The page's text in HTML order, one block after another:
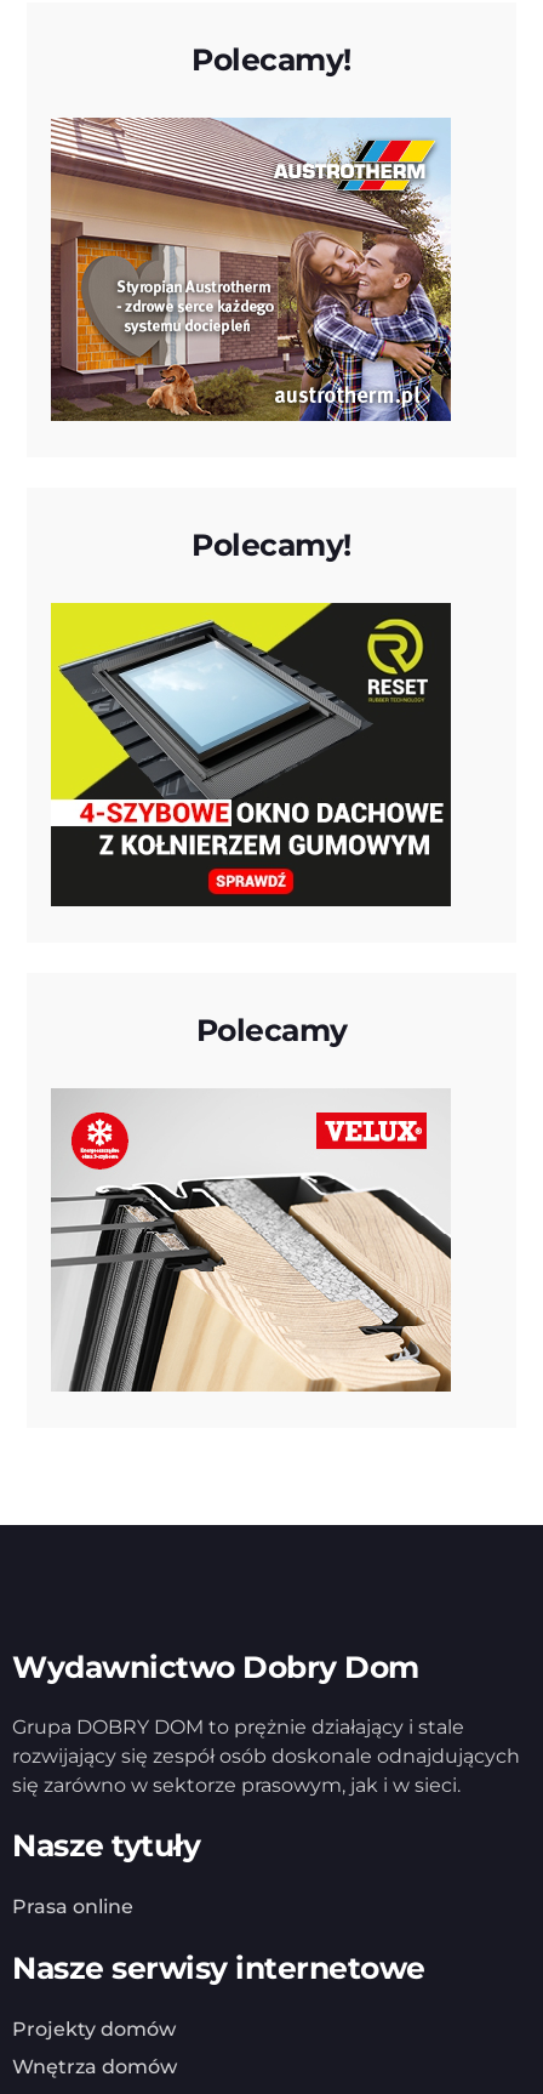
Polecamy!
Polecamy!
Polecamy
Wydawnictwo Dobry Dom
Grupa DOBRY DOM to prężnie działający i stale
rozwijający się zespół osób doskonale odnajdujących
się zarówno w sektorze prasowym, jak i w sieci.
Nasze tytuły
Prasa online
Nasze serwisy internetowe
Projekty domów
Wnętrza domów